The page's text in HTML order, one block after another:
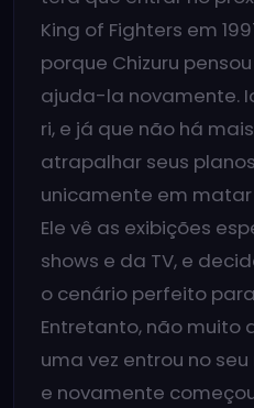
King of Fighters em
porque Chizuru
ajuda-la novamente.
ri, e já que não há
atrapalhar seus
unicamente em matar
Ele vê as exibições
shows e da TV, e
o cenário perfeito
Entretanto, não muito
uma vez entrou no
e novamente